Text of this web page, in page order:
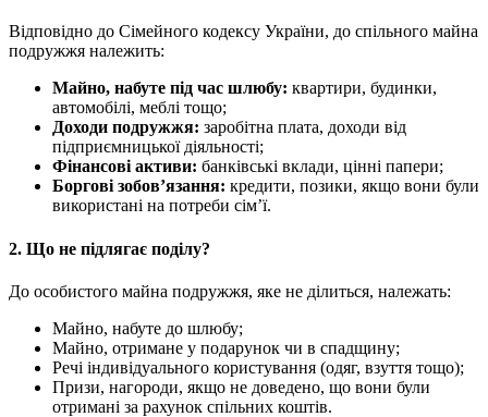
Відповідно до Сімейного кодексу України, до спільного майна
подружжя належить:
Майно, набуте під час шлюбу: квартири, будинки,
автомобілі, меблі тощо;
Доходи подружжя: заробітна плата, доходи від
підприємницької діяльності;
Фінансові активи: банківські вклади, цінні папери;
Боргові зобов’язання: кредити, позики, якщо вони були
використані на потреби сім’ї.
2. Що не підлягає поділу?
До особистого майна подружжя, яке не ділиться, належать:
Майно, набуте до шлюбу;
Майно, отримане у подарунок чи в спадщину;
Речі індивідуального користування (одяг, взуття тощо);
Призи, нагороди, якщо не доведено, що вони були
отримані за рахунок спільних коштів.